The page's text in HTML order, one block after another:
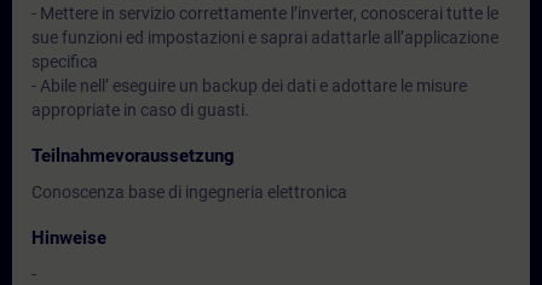
- Mettere in servizio correttamente l’inverter, conoscerai tutte le
sue funzioni ed impostazioni e saprai adattarle all’applicazione
specifica
- Abile nell’ eseguire un backup dei dati e adottare le misure
appropriate in caso di guasti.
Teilnahmevoraussetzung
Conoscenza base di ingegneria elettronica
Hinweise
-